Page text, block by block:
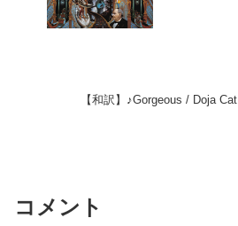
【和訳】♪Gorgeous / Doja Cat
コメント